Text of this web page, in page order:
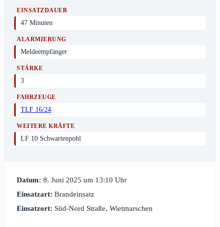
EINSATZDAUER
47 Minuten
ALARMIERUNG
Meldeempfänger
STÄRKE
3
FAHRZEUGE
TLF 16/24
WEITERE KRÄFTE
LF 10 Schwartenpohl
Datum: 8. Juni 2025 um 13:10 Uhr
Einsatzart: Brandeinsatz
Einsatzort: Süd-Nord Straße, Wietmarschen